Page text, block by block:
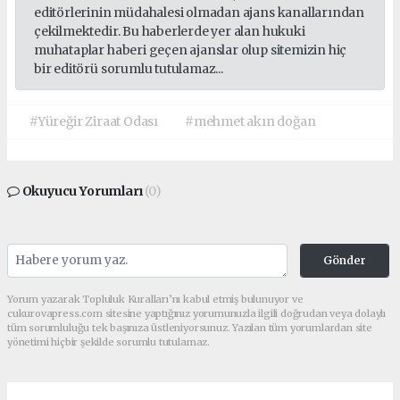
editörlerinin müdahalesi olmadan ajans kanallarından
çekilmektedir. Bu haberlerde yer alan hukuki
muhataplar haberi geçen ajanslar olup sitemizin hiç
bir editörü sorumlu tutulamaz...
#Yüreğir Ziraat Odası #mehmet akın doğan
Okuyucu Yorumları(0)
Gönder
Yorum yazarak Topluluk Kuralları’nı kabul etmiş bulunuyor ve
cukurovapress.com sitesine yaptığınız yorumunuzla ilgili doğrudan veya dolaylı
tüm sorumluluğu tek başınıza üstleniyorsunuz. Yazılan tüm yorumlardan site
yönetimi hiçbir şekilde sorumlu tutulamaz.